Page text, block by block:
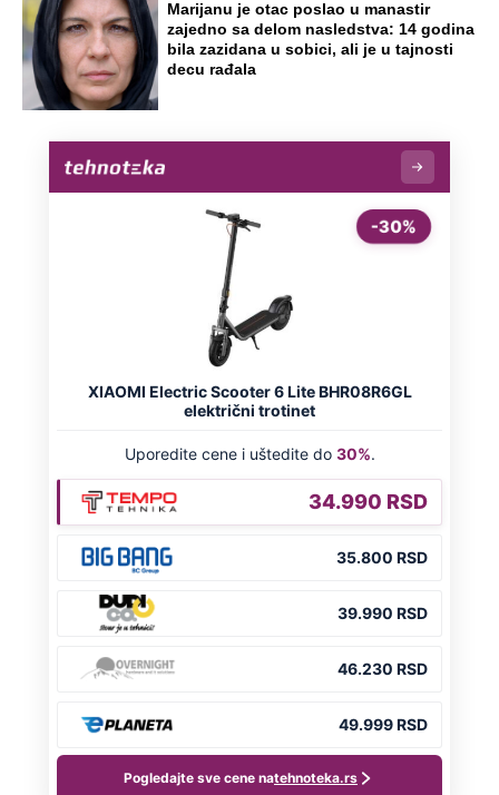
Marijanu je otac poslao u manastir
zajedno sa delom nasledstva: 14 godina
bila zazidana u sobici, ali je u tajnosti
decu rađala